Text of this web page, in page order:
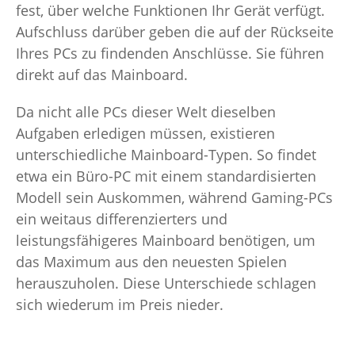
fest, über welche Funktionen Ihr Gerät verfügt.
Aufschluss darüber geben die auf der Rückseite
Ihres PCs zu findenden Anschlüsse. Sie führen
direkt auf das Mainboard.
Da nicht alle PCs dieser Welt dieselben
Aufgaben erledigen müssen, existieren
unterschiedliche Mainboard-Typen. So findet
etwa ein Büro-PC mit einem standardisierten
Modell sein Auskommen, während Gaming-PCs
ein weitaus differenzierters und
leistungsfähigeres Mainboard benötigen, um
das Maximum aus den neuesten Spielen
herauszuholen. Diese Unterschiede schlagen
sich wiederum im Preis nieder.